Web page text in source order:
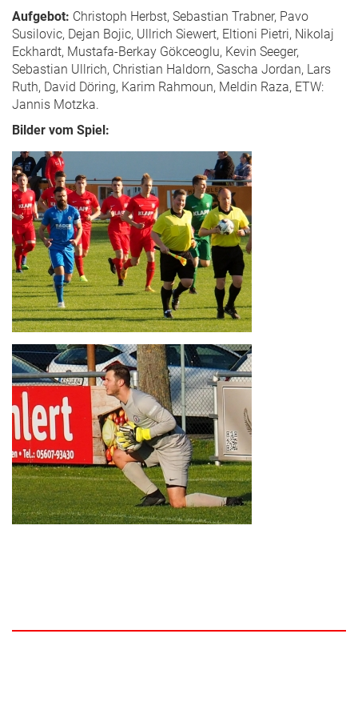
Aufgebot: Christoph Herbst, Sebastian Trabner, Pavo
Susilovic, Dejan Bojic, Ullrich Siewert, Eltioni Pietri, Nikolaj
Eckhardt, Mustafa-Berkay Gökceoglu, Kevin Seeger,
Sebastian Ullrich, Christian Haldorn, Sascha Jordan, Lars
Ruth, David Döring, Karim Rahmoun, Meldin Raza, ETW:
Jannis Motzka.
Bilder vom Spiel: